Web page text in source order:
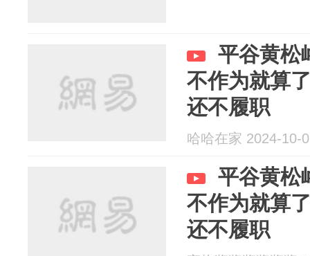
平谷黄松
不作为就算
还不履职
哈哈在家 2024-10-
平谷黄松
不作为就算
还不履职